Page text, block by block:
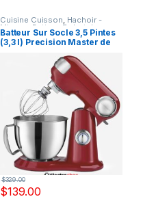
Cuisine Cuisson, Hachoir -
Mixeur - Batteur Robot de
cuisine
Batteur Sur Socle 3,5 Pintes
(3,3 l) Precision Master de
$139.00
$329.00